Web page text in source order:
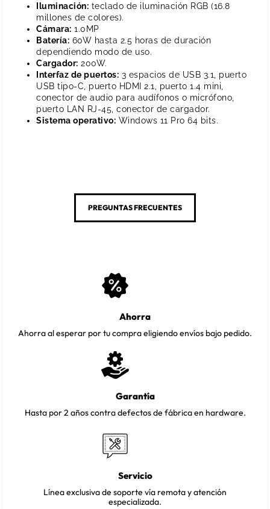
Iluminación: teclado de iluminación RGB (16.8
millones de colores).
Cámara: 1.0MP
Batería: 60W hasta 2.5 horas de duración
dependiendo modo de uso.
Cargador: 200W.
Interfaz de puertos: 3 espacios de USB 3.1, puerto
USB tipo-C, puerto HDMI 2.1, puerto 1.4 mini,
conector de audio para audífonos o micrófono,
puerto LAN RJ-45, conector de cargador.
Sistema operativo: Windows 11 Pro 64 bits.
PREGUNTAS FRECUENTES
Ahorra
Ahorra al esperar por tu compra eligiendo envíos bajo pedido.
Garantía
Hasta por 2 años contra defectos de fábrica en hardware.
Servicio
Línea exclusiva de soporte vía remota y atención
especializada.